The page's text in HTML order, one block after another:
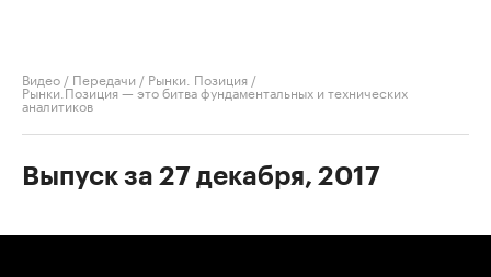
Видео / Передачи / Рынки. Позиция /
Рынки.Позиция — это битва фундаментальных и технических
аналитиков
Выпуск за 27 декабря, 2017